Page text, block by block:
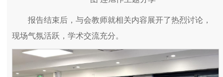
报告结束后，与会教师就相关内容展开了热烈讨论，
现场气氛活跃，学术交流充分。